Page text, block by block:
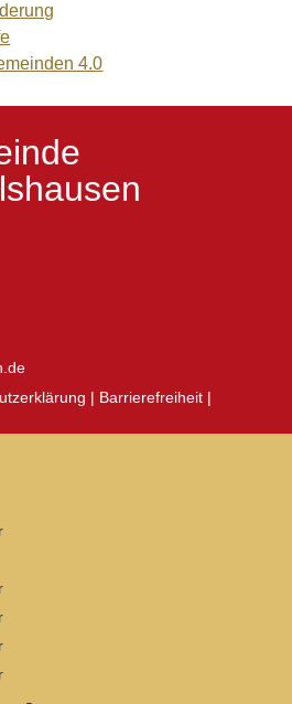
4.0
Barrierefreiheit